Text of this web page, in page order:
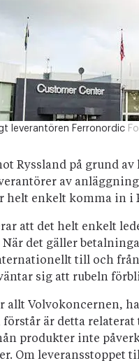
leverantören Ferronordic
Ryssland på grund
av
helt enkelt komma in i
att det helt enkelt
det gäller
till och
sig att rubeln
allt Volvokoncernen,
är detta
produkter inte
Om leveransstoppet